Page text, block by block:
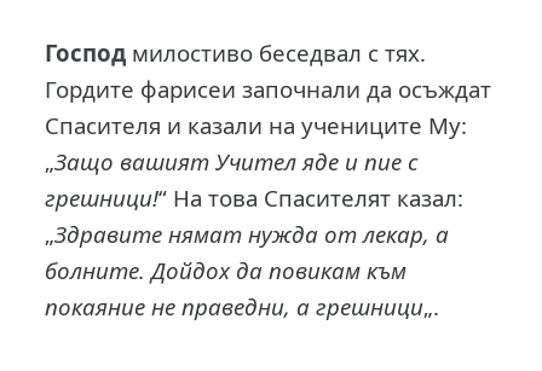
Господ милостиво беседвал с тях.
Гордите фарисеи започнали да осъждат
Спасителя и казали на учениците Му:
„Защо вашият Учител яде и пие с
грешници!“ На това Спасителят казал:
„Здравите нямат нужда от лекар, а
болните. Дойдох да повикам към
покаяние не праведни, а грешници„.